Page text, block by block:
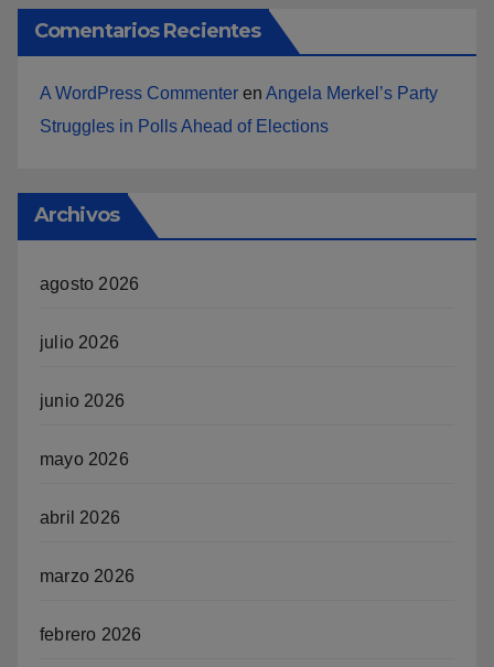
Comentarios Recientes
A WordPress Commenter en Angela Merkel’s Party
Struggles in Polls Ahead of Elections
Archivos
agosto 2026
julio 2026
junio 2026
mayo 2026
abril 2026
marzo 2026
febrero 2026